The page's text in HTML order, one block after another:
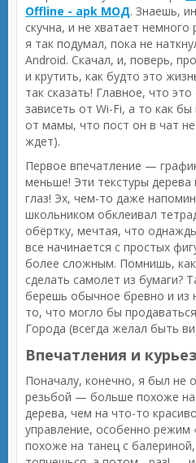
Offline - apk МОД. Знаешь,
скучна, и не хватает
я так подумал, пока не
Android. Скачал, и, поверь,
и крутить, как будто это
так сказать! Главное, что
зависеть от Wi-Fi, а то как
от мамы, что пост он в чат
ждет).
Первое впечатление —
меньше! Эти текстуры
глаз! Эх, чем-то даже
школьником обклеивал
обёртку, мечтая, что
все начинается с простых
более сложным. Помнишь,
сделать самолет из бумаги?
берешь обычное бревно и из
то, что могло бы
Города (всегда желал быть
Впечатления и
Поначалу, конечно, я был не
резьбой — больше похоже на
дерева, чем на что-то
управление, особенно режим
похоже на танец с